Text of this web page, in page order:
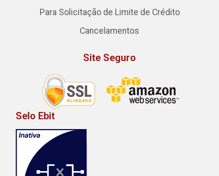
Para Solicitação de Limite de Crédito
Cancelamentos
Site Seguro
Selo Ebit